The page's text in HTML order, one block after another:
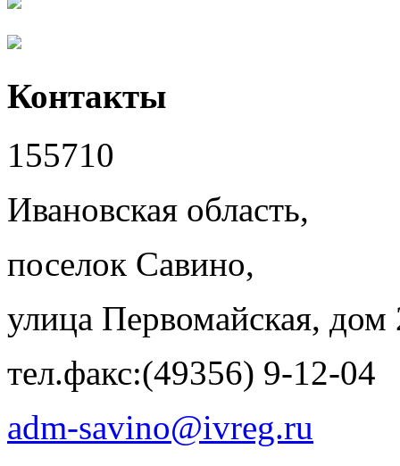
Контакты
155710
Ивановская область,
поселок Савино,
улица Первомайская, дом
тел.факс:(49356) 9-12-04
adm-savino@ivreg.ru